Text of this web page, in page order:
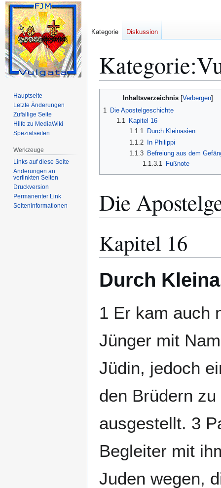
Kategorie:
springen
springen
Inhaltsverzeichnis
1 Die Apostelgeschichte
1.1
Kapitel 16
1.1.1 Durch Kleinasien
1.1.2
In Philippi
1.1.3 Befreiung aus dem
1.1.3.1
Fußnote
Die
Kapitel 16
Durch
1 Er kam auch
Jünger mit
Jüdin, jedoch
den Brüdern
ausgestellt. 3
Begleiter mit
Juden wegen,
Kategorie Diskussion
Hauptseite
Letzte Änderungen
Zufällige Seite
Hilfe zu MediaWiki
Spezialseiten
Werkzeuge
Links auf diese Seite
Änderungen an
verlinkten Seiten
Druckversion
Permanenter Link
Seiten­­informationen